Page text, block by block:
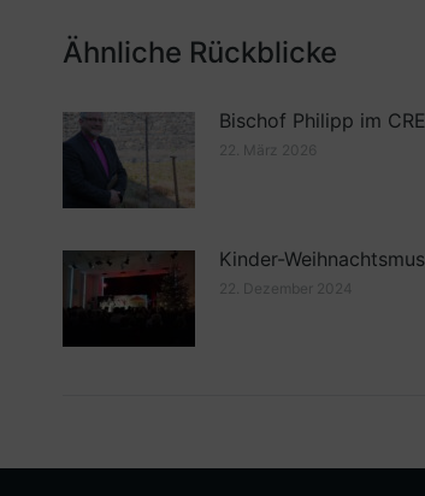
Ähnliche Rückblicke
Bischof Philipp im
22. März 2026
Kinder-
22. Dezember 2024